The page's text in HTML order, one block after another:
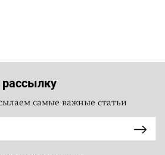
самые важные статьи